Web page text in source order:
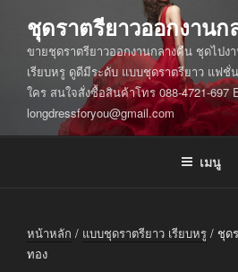
บทความ
ชุดราตรียาวออกงานก
ขายชุดราตรียาวออกงานกลางคืน ชุดไปง
เรียบหรู ดูดีมีระดับ แบบชุดราตรียาว แฟชั่
ใคร สนใจสั่งซื้อสินค้าโทร 088-4721-697
longdressforyou@gmail.com
เมนู
หน้าหลัก / แบบชุดราตรียาว เรียบหรู / ชุด
ทอง